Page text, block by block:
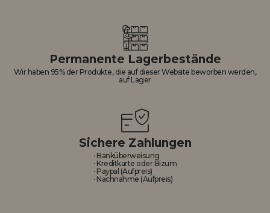
Permanente Lagerbestände
Wir haben 95% der Produkte, die auf dieser Website beworben werden,
auf Lager
Sichere Zahlungen
· Banküberweisung
· Kreditkarte oder Bizum
· Paypal (Aufpreis)
· Nachnahme (Aufpreis)